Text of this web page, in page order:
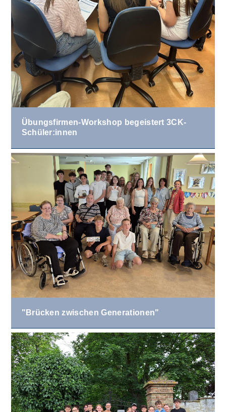
Übungsfirmen-Workshop begeistert 3CK-
Schüler:innen
"Brücken zwischen Generationen"